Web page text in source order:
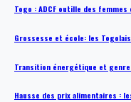
Togo : ADCF outille des
Grossesse et école: les
Transition énergétique et genre
Hausse des prix alimentaires :